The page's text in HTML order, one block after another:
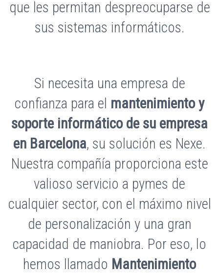
que les permitan despreocuparse de
sus sistemas informáticos.
Si necesita una empresa de
confianza para el mantenimiento y
soporte informático de su empresa
en Barcelona, su solución es Nexe.
Nuestra compañía proporciona este
valioso servicio a pymes de
cualquier sector, con el máximo nivel
de personalización y una gran
capacidad de maniobra. Por eso, lo
hemos llamado Mantenimiento